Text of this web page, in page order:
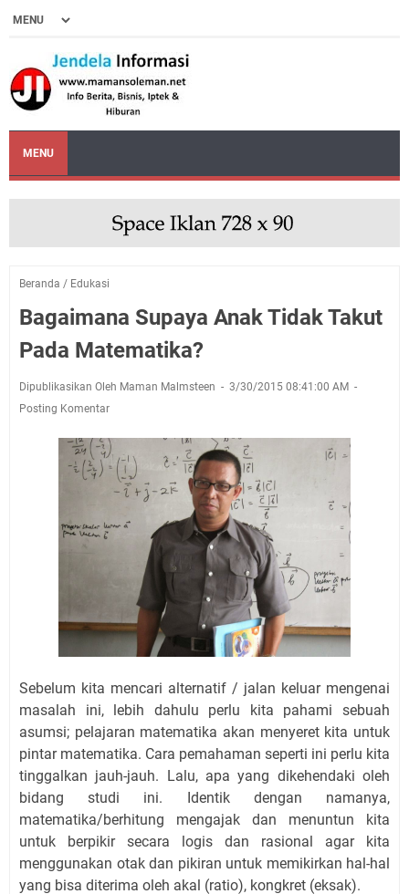
MENU
Beranda / Edukasi
Bagaimana Supaya Anak Tidak Takut
Pada Matematika?
Dipublikasikan Oleh Maman Malmsteen
3/30/2015 08:41:00 AM
Posting Komentar
Sebelum kita mencari alternatif / jalan keluar mengenai
masalah ini, lebih dahulu perlu kita pahami sebuah
asumsi; pelajaran matematika akan menyeret kita untuk
pintar matematika. Cara pemahaman seperti ini perlu kita
tinggalkan jauh-jauh. Lalu, apa yang dikehendaki oleh
bidang studi ini. Identik dengan namanya,
matematika/berhitung mengajak dan menuntun kita
untuk berpikir secara logis dan rasional agar kita
menggunakan otak dan pikiran untuk memikirkan hal-hal
yang bisa diterima oleh akal (ratio), kongkret (eksak).